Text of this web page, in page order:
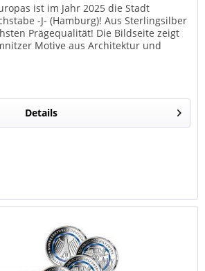
ist im Jahr 2025 die Stadt
-J- (Hamburg)! Aus Sterlingsilber
Prägequalität! Die Bildseite zeigt
Motive aus Architektur und
Details